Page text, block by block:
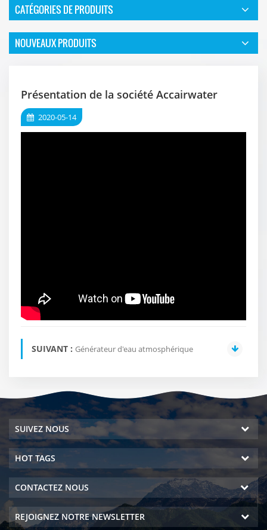
CATÉGORIES DE PRODUITS
NOUVEAUX PRODUITS
Présentation de la société Accairwater
2020-05-14
SUIVANT : Générateur d'eau atmosphérique
SUIVEZ NOUS
HOT TAGS
CONTACTEZ NOUS
REJOIGNEZ NOTRE NEWSLETTER